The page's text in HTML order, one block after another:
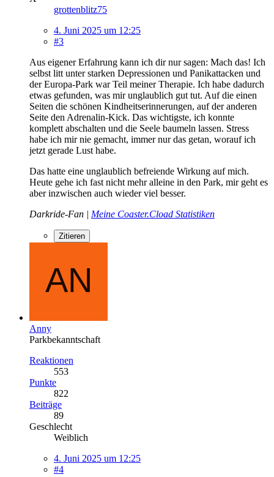
grottenblitz75
4. Juni 2025 um 12:25
#3
Aus eigener Erfahrung kann ich dir nur sagen: Mach das! Ich
selbst litt unter starken Depressionen und Panikattacken und
der Europa-Park war Teil meiner Therapie. Ich habe dadurch
etwas gefunden, was mir unglaublich gut tut. Auf die einen
Seiten die schönen Kindheitserinnerungen, auf der anderen
Seite den Adrenalin-Kick. Das wichtigste, ich konnte
komplett abschalten und die Seele baumeln lassen. Stress
habe ich mir nie gemacht, immer nur das getan, worauf ich
jetzt gerade Lust habe.
Das hatte eine unglaublich befreiende Wirkung auf mich.
Heute gehe ich fast nicht mehr alleine in den Park, mir geht es
aber inzwischen auch wieder viel besser.
Darkride-Fan | Meine Coaster.Cload Statistiken
Zitieren
Anny
Parkbekanntschaft
Reaktionen
553
Punkte
822
Beiträge
89
Geschlecht
Weiblich
4. Juni 2025 um 12:25
#4